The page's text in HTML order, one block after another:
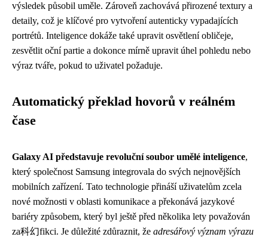
výsledek působil uměle. Zároveň zachovává přirozené textury a
detaily, což je klíčové pro vytvoření autenticky vypadajících
portrétů. Inteligence dokáže také upravit osvětlení obličeje,
zesvětlit oční partie a dokonce mírně upravit úhel pohledu nebo
výraz tváře, pokud to uživatel požaduje.
Automatický překlad hovorů v reálném
čase
Galaxy AI představuje revoluční soubor umělé inteligence,
který společnost Samsung integrovala do svých nejnovějších
mobilních zařízení. Tato technologie přináší uživatelům zcela
nové možnosti v oblasti komunikace a překonává jazykové
bariéry způsobem, který byl ještě před několika lety považován
za科幻fikci. Je důležité zdůraznit, že adresářový význam výrazu